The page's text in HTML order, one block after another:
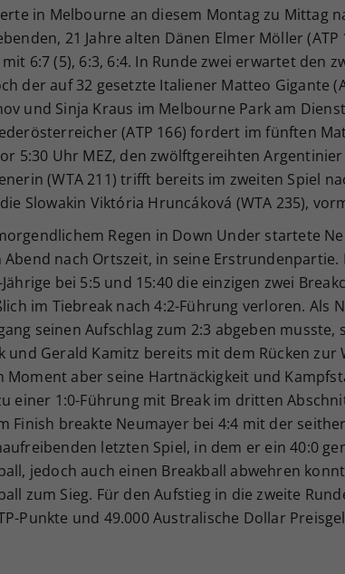
in Melbourne an diesem Montag zu Mittag
21 Jahre alten Dänen Elmer Möller
6:7 (5), 6:3, 6:4. In Runde zwei erwartet den
der auf 32 gesetzte Italiener Matteo Gigante
und Sinja Kraus im Melbourne Park am
(ATP 166) fordert im fünften
5:30 Uhr MEZ, den zwölftgereihten
(WTA 211) trifft bereits im zweiten Spiel
Slowakin Viktória Hruncáková (WTA 235),
Regen in Down Under startete
Abend nach Ortszeit, in seine
bei 5:5 und 15:40 die einzigen zwei
im Tiebreak nach 4:2-Führung verloren. Als
seinen Aufschlag zum 2:3 abgeben
und Gerald Kamitz bereits mit dem Rücken zur
Moment aber seine Hartnäckigkeit und
einer 1:0-Führung mit Break im dritten
Finish breakte Neumayer bei 4:4 mit der
letzten Spiel, in dem er ein 40:0
jedoch auch einen Breakball abwehren
zum Sieg. Für den Aufstieg in die zweite
Punkte und 49.000 Australische Dollar